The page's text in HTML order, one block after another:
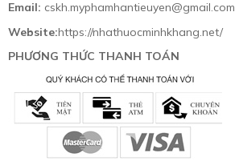
Email: cskh.myphamhantieuyen@gmail.com
Website:https://nhathuocminhkhang.net/
PHƯƠNG THỨC THANH TOÁN